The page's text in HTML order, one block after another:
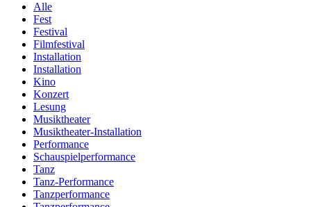
Alle
Fest
Festival
Filmfestival
Installation
Installation
Kino
Konzert
Lesung
Musiktheater
Musiktheater-Installation
Performance
Schauspielperformance
Tanz
Tanz-Performance
Tanzperformance